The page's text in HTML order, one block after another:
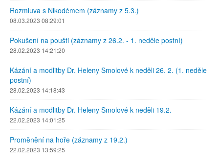
Rozmluva s Nikodémem (záznamy z 5.3.)
08.03.2023 08:29:01
Pokušení na poušti (záznamy z 26.2. - 1. neděle postní)
28.02.2023 14:21:20
Kázání a modlitby Dr. Heleny Smolové k neděli 26. 2. (1. neděle
postní)
28.02.2023 14:18:43
Kázání a modlitby Dr. Heleny Smolové k neděli 19.2.
22.02.2023 14:01:25
Proměnění na hoře (záznamy z 19.2.)
22.02.2023 13:59:25